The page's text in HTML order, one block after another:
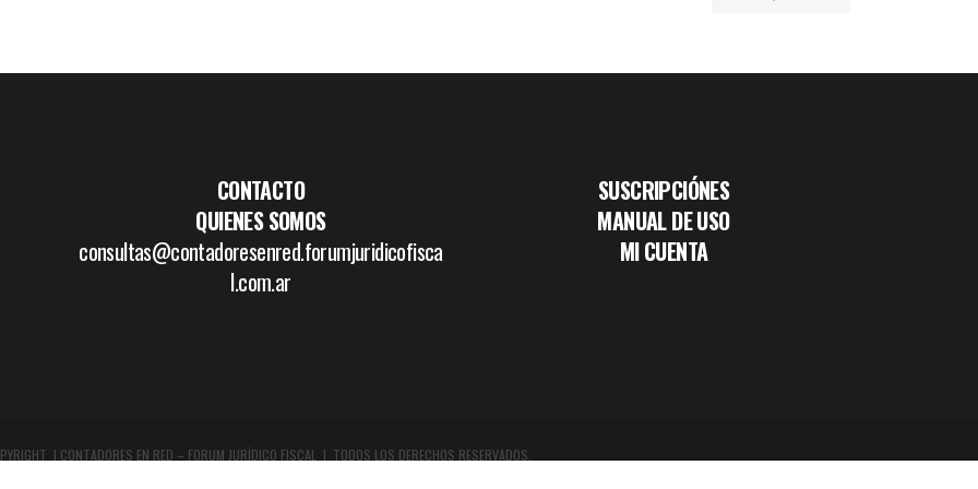
CONTACTO
QUIENES SOMOS
consultas@contadoresenred.forumjuridicofisca
l.com.ar
SUSCRIPCIÓNES
MANUAL DE USO
MI CUENTA
| CONTADORES EN RED – FORUM JURÍDICO FISCAL | TODOS LOS DERECHOS RESERVADOS.